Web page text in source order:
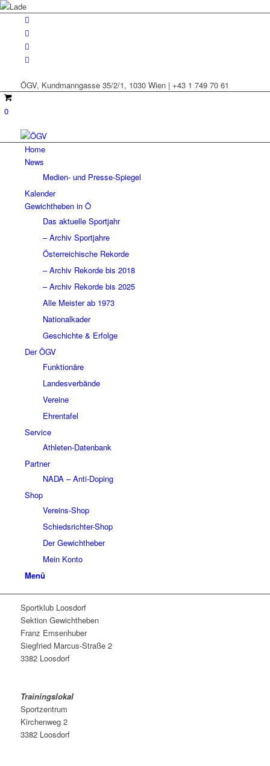
ÖGV, Kundmanngasse 35/2/1, 1030 Wien | +43 1 749 70 61
0
Home
News
Medien- und Presse-Spiegel
Kalender
Gewichtheben in Ö
Das aktuelle Sportjahr
– Archiv Sportjahre
Österreichische Rekorde
– Archiv Rekorde bis 2018
– Archiv Rekorde bis 2025
Alle Meister ab 1973
Nationalkader
Geschichte & Erfolge
Der ÖGV
Funktionäre
Landesverbände
Vereine
Ehrentafel
Service
Athleten-Datenbank
Partner
NADA – Anti-Doping
Shop
Vereins-Shop
Schiedsrichter-Shop
Der Gewichtheber
Mein Konto
Menü
Sportklub Loosdorf
Sektion Gewichtheben
Franz Emsenhuber
Siegfried Marcus-Straße 2
3382 Loosdorf
Trainingslokal
Sportzentrum
Kirchenweg 2
3382 Loosdorf